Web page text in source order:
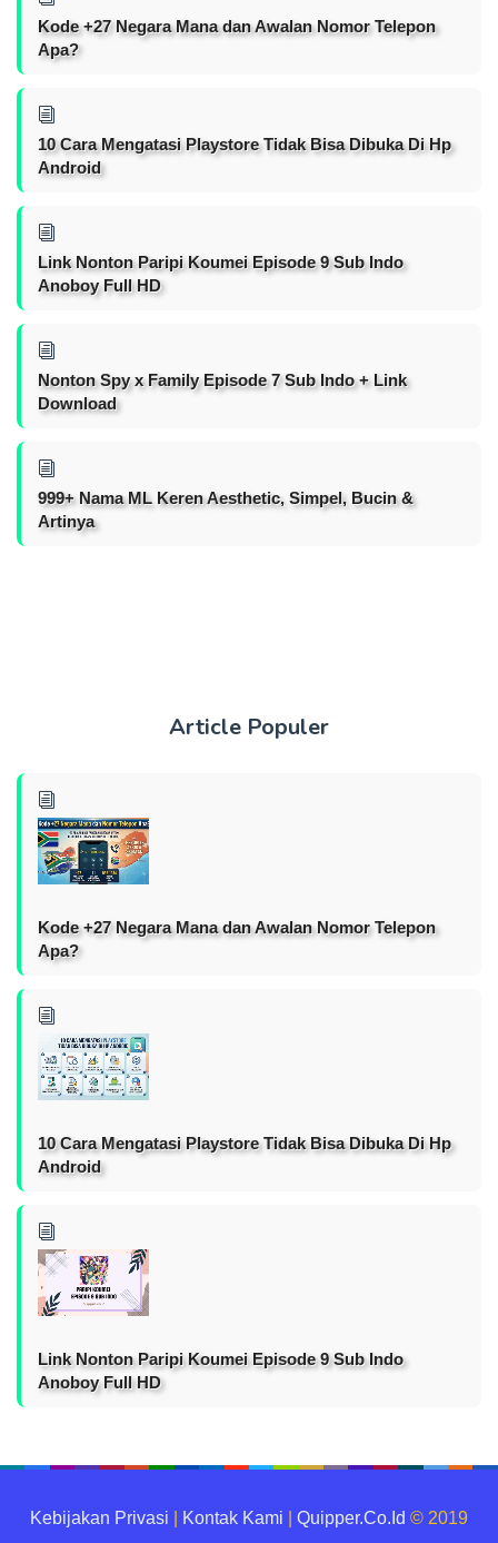
Kode +27 Negara Mana dan Awalan Nomor Telepon
Apa?
10 Cara Mengatasi Playstore Tidak Bisa Dibuka Di Hp
Android
Link Nonton Paripi Koumei Episode 9 Sub Indo
Anoboy Full HD
Nonton Spy x Family Episode 7 Sub Indo + Link
Download
999+ Nama ML Keren Aesthetic, Simpel, Bucin &
Artinya
Article Populer
Kode +27 Negara Mana dan Awalan Nomor Telepon
Apa?
10 Cara Mengatasi Playstore Tidak Bisa Dibuka Di Hp
Android
Link Nonton Paripi Koumei Episode 9 Sub Indo
Anoboy Full HD
Kebijakan Privasi Kontak Kami Quipper.Co.Id © 2019